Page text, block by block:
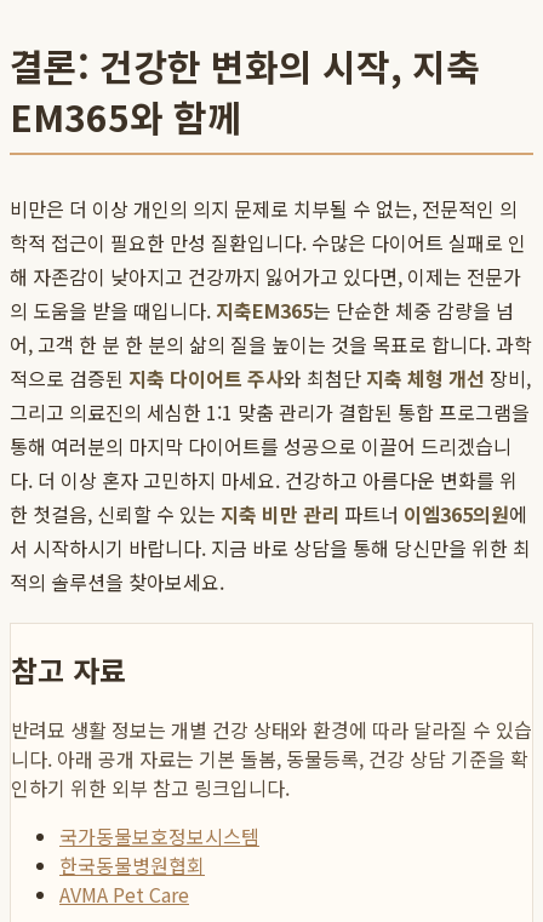
결론: 건강한 변화의 시작, 지축
EM365와 함께
비만은 더 이상 개인의 의지 문제로 치부될 수 없는, 전문적인 의
학적 접근이 필요한 만성 질환입니다. 수많은 다이어트 실패로 인
해 자존감이 낮아지고 건강까지 잃어가고 있다면, 이제는 전문가
의 도움을 받을 때입니다. 지축EM365는 단순한 체중 감량을 넘
어, 고객 한 분 한 분의 삶의 질을 높이는 것을 목표로 합니다. 과학
적으로 검증된 지축 다이어트 주사와 최첨단 지축 체형 개선 장비,
그리고 의료진의 세심한 1:1 맞춤 관리가 결합된 통합 프로그램을
통해 여러분의 마지막 다이어트를 성공으로 이끌어 드리겠습니
다. 더 이상 혼자 고민하지 마세요. 건강하고 아름다운 변화를 위
한 첫걸음, 신뢰할 수 있는 지축 비만 관리 파트너 이엠365의원에
서 시작하시기 바랍니다. 지금 바로 상담을 통해 당신만을 위한 최
적의 솔루션을 찾아보세요.
참고 자료
반려묘 생활 정보는 개별 건강 상태와 환경에 따라 달라질 수 있습
니다. 아래 공개 자료는 기본 돌봄, 동물등록, 건강 상담 기준을 확
인하기 위한 외부 참고 링크입니다.
국가동물보호정보시스템
한국동물병원협회
AVMA Pet Care